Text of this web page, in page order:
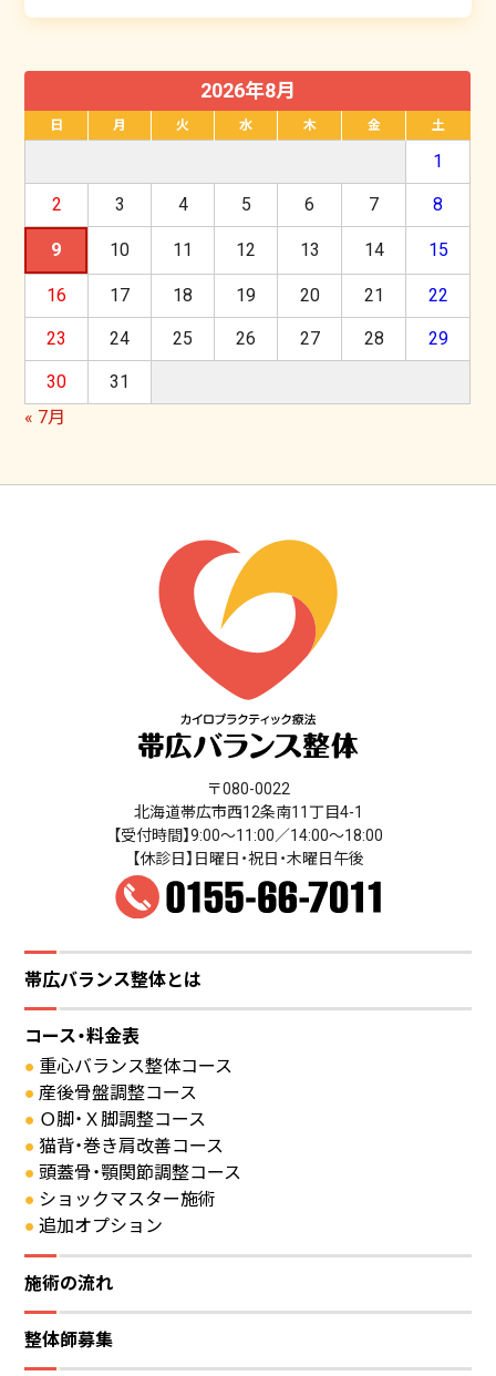
2026年8月
日 月 火 水 木 金 土
1
2 3 4 5 6 7 8
9 10 11 12 13 14 15
16 17 18 19 20 21 22
23 24 25 26 27 28 29
30
31
« 7月
〒080-0022
北海道帯広市西12条南11丁目4-1
【受付時間】9:00～11:00／14:00～18:00
【休診日】日曜日・祝日・木曜日午後
帯広バランス整体とは
コース・料金表
重心バランス整体コース
産後骨盤調整コース
Ｏ脚・Ｘ脚調整コース
猫背・巻き肩改善コース
頭蓋骨・顎関節調整コース
ショックマスター施術
追加オプション
施術の流れ
整体師募集